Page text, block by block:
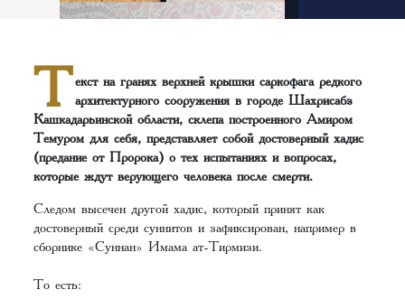
Т екст на гранях верхней крышки саркофага редкого
архитектурного сооружения в городе Шахрисабз
Кашкадарьинской области, склепа построенного Амиром
Темуром для себя, представляет собой достоверный хадис
(предание от Пророка) о тех испытаниях и вопросах,
которые ждут верующего человека после смерти.
Следом высечен другой хадис, который принят как
достоверный среди суннитов и зафиксирован, например в
сборнике «Суннан» Имама ат-Тирмизи.
То есть: